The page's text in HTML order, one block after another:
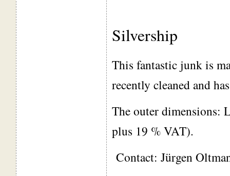
Silvership
This fantastic junk is
recently cleaned and
The outer dimensions:
plus 19 % VAT).
Contact: Jürgen